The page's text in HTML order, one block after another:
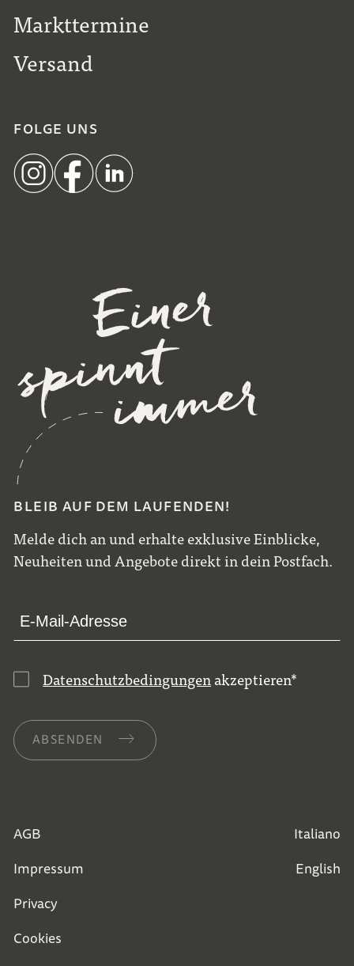
BLEIB AUF DEM LAUFENDEN!
Melde dich an und erhalte exklusive Einblicke,
Neuheiten und Angebote direkt in dein Postfach.
Datenschutzbedingungen akzeptieren*
ABSENDEN
Markttermine
Versand
FOLGE UNS
AGB
Impressum
Privacy
Cookies
Italiano
English